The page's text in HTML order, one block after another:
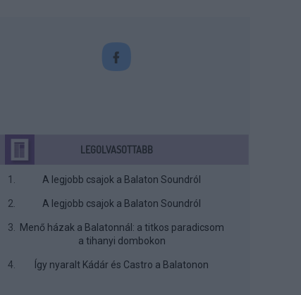
LEGOLVASOTTABB
A legjobb csajok a Balaton Soundról
A legjobb csajok a Balaton Soundról
Menő házak a Balatonnál: a titkos paradicsom
a tihanyi dombokon
Így nyaralt Kádár és Castro a Balatonon